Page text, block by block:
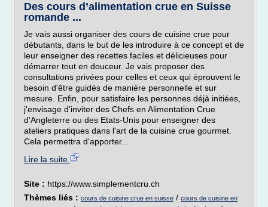
Des cours d’alimentation crue en Suisse
romande ...
Je vais aussi organiser des cours de cuisine crue pour
débutants, dans le but de les introduire à ce concept et de
leur enseigner des recettes faciles et délicieuses pour
démarrer tout en douceur. Je vais proposer des
consultations privées pour celles et ceux qui éprouvent le
besoin d'être guidés de manière personnelle et sur
mesure. Enfin, pour satisfaire les personnes déjà initiées,
j'envisage d'inviter des Chefs en Alimentation Crue
d'Angleterre ou des Etats-Unis pour enseigner des
ateliers pratiques dans l'art de la cuisine crue gourmet.
Cela permettra d'apporter...
Lire la suite
Site : https://www.simplementcru.ch
Thèmes liés : cours de cuisine crue en suisse / cours de cuisine en